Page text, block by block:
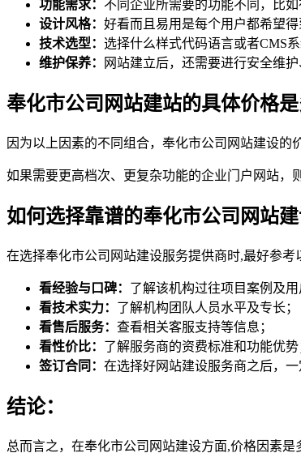
功能需求： 不同企业所需要的功能不同，比
设计风格： 好看而且易用是每个用户都希望
技术选型： 选择什么样式代码语言或者CMS
维护保养：
网站建立后，还需要进行安全维
奉化市公司网站建站的具体价格是
因为以上因素的不同组合，奉化市公司网站建设的
如果需要更高档次、更复杂功能的企业门户网站
如何选择靠谱的奉化市公司网站建
在选择奉化市公司网站建设服务提供商时,最好参考
看经验与口碑： 了解该机构过往项目案例及用
看技术实力： 了解机构团队人员水平及专长；
看售后服务： 查看相关客服支持等信息；
看性价比： 了解服务商的资费标准和功能优势
签订合同： 在选择好网站建设服务商之后，
结论：
总而言之，在奉化市公司网站建设方面,价格因素